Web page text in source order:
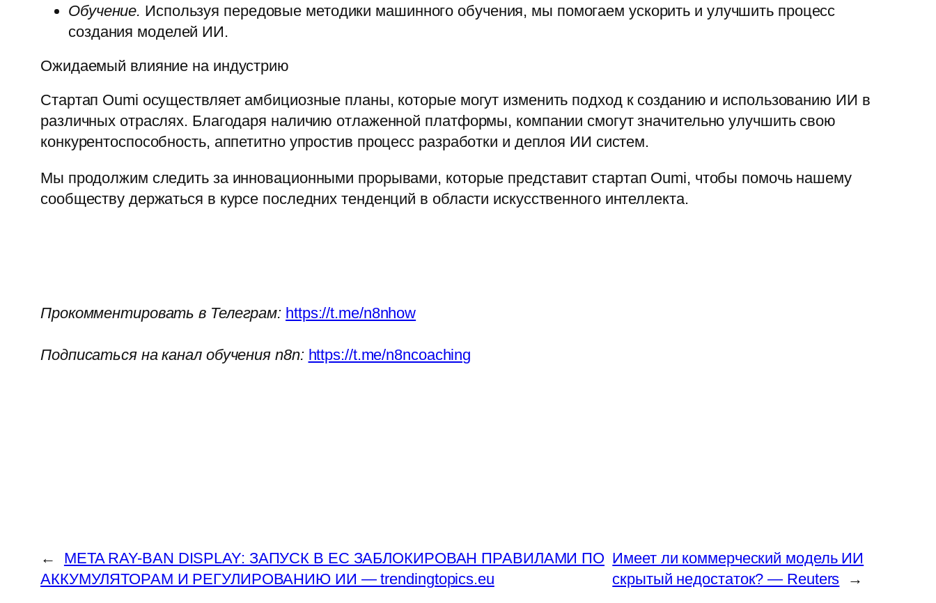
Обучение. Используя передовые методики машинного обучения, мы помогаем ускорить и улучшить процесс
создания моделей ИИ.
Ожидаемый влияние на индустрию
Стартап Oumi осуществляет амбициозные планы, которые могут изменить подход к созданию и использованию ИИ в
различных отраслях. Благодаря наличию отлаженной платформы, компании смогут значительно улучшить свою
конкурентоспособность, аппетитно упростив процесс разработки и деплоя ИИ систем.
Мы продолжим следить за инновационными прорывами, которые представит стартап Oumi, чтобы помочь нашему
сообществу держаться в курсе последних тенденций в области искусственного интеллекта.
Прокомментировать в Телеграм: https://t.me/n8nhow
Подписаться на канал обучения n8n: https://t.me/n8ncoaching
←
META RAY-BAN DISPLAY: ЗАПУСК В ЕС ЗАБЛОКИРОВАН ПРАВИЛАМИ ПО
АККУМУЛЯТОРАМ И РЕГУЛИРОВАНИЮ ИИ — trendingtopics.eu
Имеет ли коммерческий модель ИИ
скрытый недостаток? — Reuters
→